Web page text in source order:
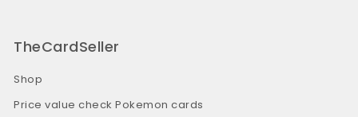
TheCardSeller
Shop
Price value check Pokemon cards